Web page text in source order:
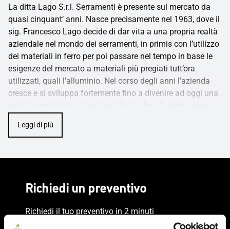
La ditta Lago S.r.l. Serramenti è presente sul mercato da
quasi cinquant’ anni. Nasce precisamente nel 1963, dove il
sig. Francesco Lago decide di dar vita a una propria realtà
aziendale nel mondo dei serramenti, in primis con l’utilizzo
dei materiali in ferro per poi passare nel tempo in base le
esigenze del mercato a materiali più pregiati tutt’ora
utilizzati, quali l’alluminio. Nel corso degli anni l’azienda
cresce e si sviluppa fortemente fino a divenire ad oggi una
Uniti, ecc.) Specializzata nella produzione d’infissi in
clientela sviluppando una vasta gamma di soluzioni
l’installazione di serramenti. La Ditta Lago S.r.l. ha ottenuto
Leggi di più
Richiedi un preventivo
Richiedi il tuo preventivo in 2 minuti